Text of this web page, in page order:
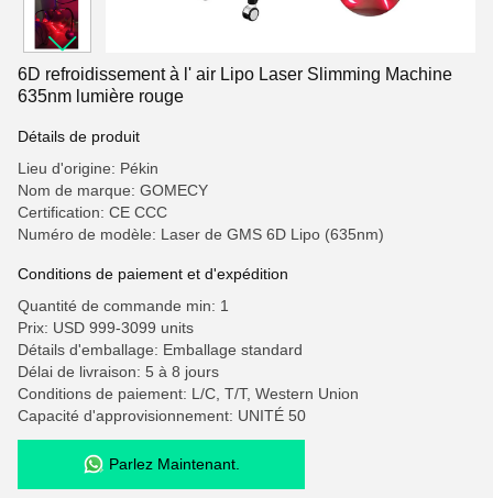
6D refroidissement à l' air Lipo Laser Slimming Machine
635nm lumière rouge
Détails de produit
Lieu d'origine: Pékin
Nom de marque: GOMECY
Certification: CE CCC
Numéro de modèle: Laser de GMS 6D Lipo (635nm)
Conditions de paiement et d'expédition
Quantité de commande min: 1
Prix: USD 999-3099 units
Détails d'emballage: Emballage standard
Délai de livraison: 5 à 8 jours
Conditions de paiement: L/C, T/T, Western Union
Capacité d'approvisionnement: UNITÉ 50
Parlez Maintenant.